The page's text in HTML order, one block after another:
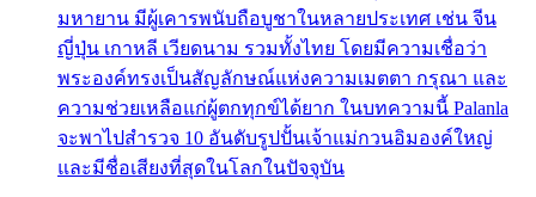
มหายาน มีผู้เคารพนับถือบูชาในหลายประเทศ เช่น จีน
ญี่ปุ่น เกาหลี เวียดนาม รวมทั้งไทย โดยมีความเชื่อว่า
พระองค์ทรงเป็นสัญลักษณ์แห่งความเมตตา กรุณา และ
ความช่วยเหลือแก่ผู้ตกทุกข์ได้ยาก ในบทความนี้ Palanla
จะพาไปสำรวจ 10 อันดับรูปปั้นเจ้าแม่กวนอิมองค์ใหญ่
และมีชื่อเสียงที่สุดในโลกในปัจจุบัน